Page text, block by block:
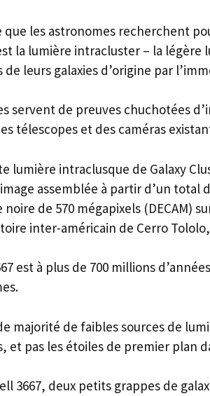
que les astronomes recherchent
la lumière intracluster – la
de leurs galaxies d’origine par
servent de preuves chuchotées
télescopes et des caméras
lumière intraclusque de Galaxy
assemblée à partir d’un total
noire de 570 mégapixels (DECAM)
inter-américain de Cerro
est à plus de 700 millions
majorité de faibles sources de
et pas les étoiles de premier plan
3667, deux petits grappes de